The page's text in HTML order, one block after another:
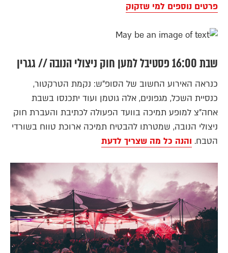
פרטים נוספים למי שזקוק
שבת 16:00 פסטיבל למען חוק ניצולי הנובה // גגרין
כנראה האירוע החשוב של הסופ"ש: נקמת הטרקטור,
כנסיית השכל, מגפונים, אלה גוטמן ועוד יתכנסו בשבת
אחה"צ למופע תמיכה בוועד הפעולה לכתיבת והעברת חוק
ניצולי הנובה, שמטרתו להבטיח תמיכה ארוכת טווח בשורדי
הטבח. והנה כל מה שצריך לדעת